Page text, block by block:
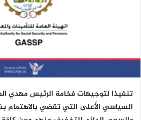
تنفيذا لتوجيهات فخامة الرئيس مهدي
السياسي الأعلى التي تقضي بالاهتمام